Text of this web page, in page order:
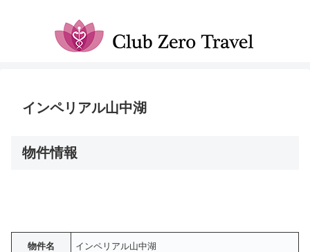
インペリアル山中湖
物件情報
物件名 インペリアル山中湖